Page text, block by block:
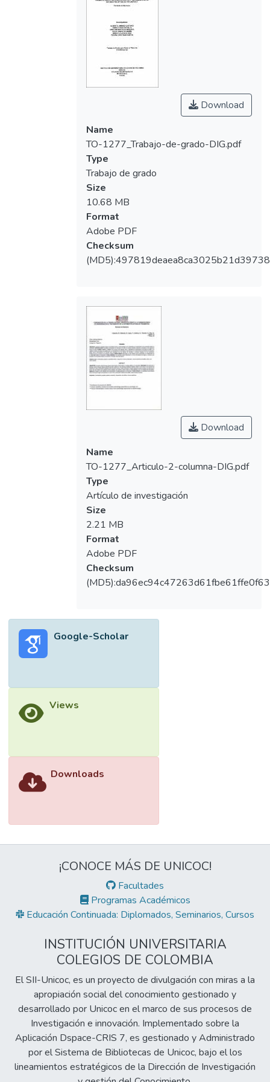
Download
Name
TO-1277_Trabajo-de-grado-DIG.pdf
Type
Trabajo de grado
Size
10.68 MB
Format
Adobe PDF
Checksum
Download
Name
TO-1277_Articulo-2-columna-DIG.pdf
Type
Artículo de investigación
Size
2.21 MB
Format
Adobe PDF
Checksum
Google-Scholar
Views
Downloads
¡CONOCE MÁS DE UNICOC!
Facultades
Programas Académicos
Educación Continuada: Diplomados, Seminarios, Cursos
INSTITUCIÓN UNIVERSITARIA
COLEGIOS DE COLOMBIA
El SII-Unicoc, es un proyecto de divulgación con miras a la
apropiación social del conocimiento gestionado y
desarrollado por Unicoc en el marco de sus procesos de
Investigación e innovación. Implementado sobre la
Aplicación Dspace-CRIS 7, es gestionado y Administrado
por el Sistema de Bibliotecas de Unicoc, bajo el los
lineamientos estratégicos de la Dirección de Investigación